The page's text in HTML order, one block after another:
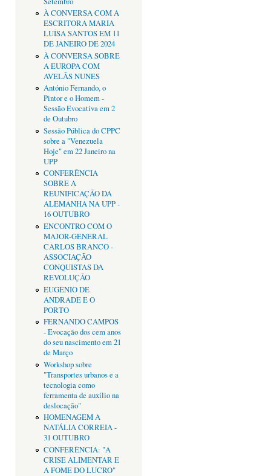
À CONVERSA COM A
ESCRITORA MARIA
LUÍSA SANTOS EM 11
DE JANEIRO DE 2024
À CONVERSA SOBRE
A EUROPA COM
AVELÃS NUNES
António Fernando, o
Pintor e o Homem -
Sessão Evocativa em 2
de Outubro
Sessão Pública do CPPC
sobre a "Venezuela
Hoje" em 22 Janeiro na
UPP
CONFERÊNCIA
SOBRE A
REUNIFICAÇÃO DA
ALEMANHA NA UPP -
16 OUTUBRO
ENCONTRO COM O
MAJOR-GENERAL
CARLOS BRANCO -
ASSOCIAÇÃO
CONQUISTAS DA
REVOLUÇÃO
EUGÉNIO DE
ANDRADE E O
PORTO
FERNANDO CAMPOS
- Evocação dos cem anos
do seu nascimento em 21
de Março
Workshop sobre
"Transportes urbanos e a
tecnologia como
ferramenta de auxílio na
deslocação"
HOMENAGEM A
NATÁLIA CORREIA -
31 OUTUBRO
CONFERÊNCIA: "A
CRISE ALIMENTAR E
A FOME DO LUCRO"